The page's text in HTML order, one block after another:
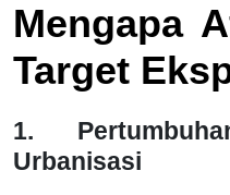
Mengapa
Target
1.
Urbanisasi